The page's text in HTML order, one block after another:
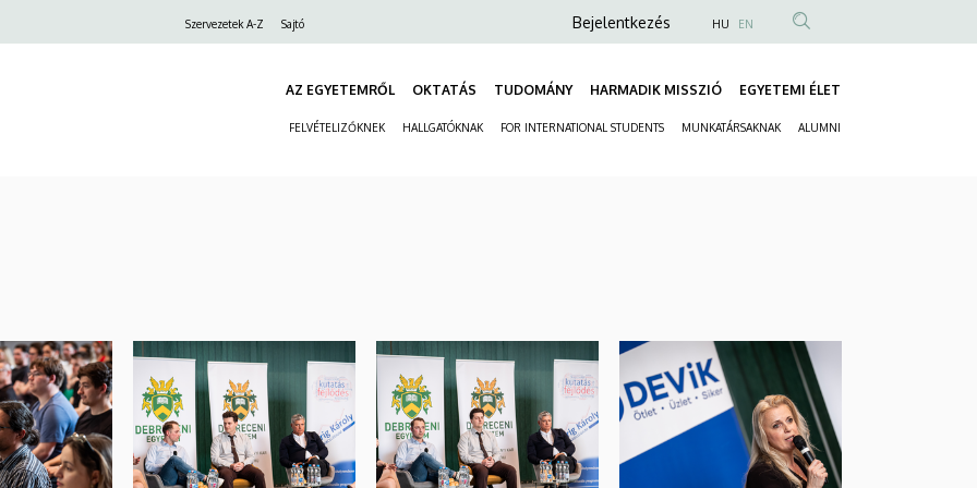
Szervezetek A-Z Sajtó
Anonim
fiók
Bejelentkezés HU EN
AZ EGYETEMRŐL OKTATÁS TUDOMÁNY HARMADIK MISSZIÓ EGYETEMI ÉLET
FELVÉTELIZŐKNEK HALLGATÓKNAK FOR INTERNATIONAL STUDENTS MUNKATÁRSAKNAK ALUMNI